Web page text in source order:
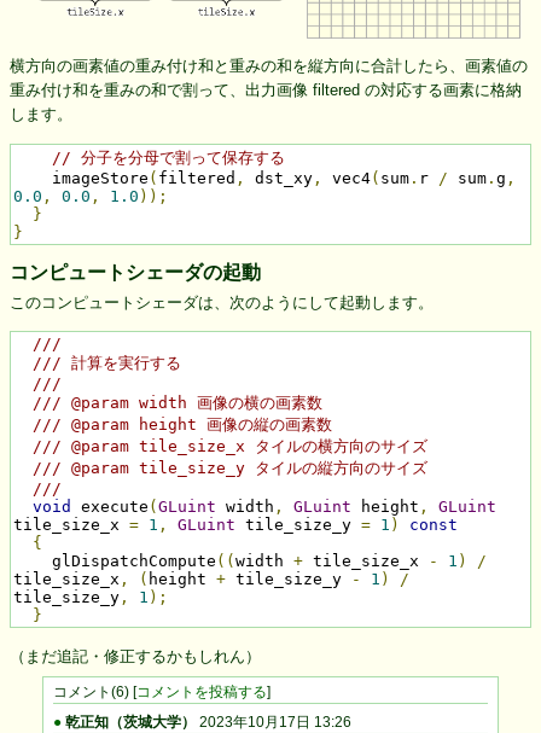
横方向の画素値の重み付け和と重みの和を縦方向に合計したら、画素値の
重み付け和を重みの和で割って、出力画像 filtered の対応する画素に格納
します。
// 分子を分母で割って保存する
    imageStore
( filtered , dst_xy , vec4( sum . r / sum . g ,
0.0 , 0.0 , 1.0 ));
}
}
コンピュートシェーダの起動
このコンピュートシェーダは、次のようにして起動します。
///
/// 計算を実行する
///
/// @param width 画像の横の画素数
/// @param height 画像の縦の画素数
/// @param tile_size_x タイルの横方向のサイズ
/// @param tile_size_y タイルの縦方向のサイズ
///
void
execute ( GLuint width , GLuint height ,
GLuint
tile_size_x = 1 , GLuint tile_size_y = 1 )
const
{
    glDispatchCompute
(( width + tile_size_x - 1 )
/
tile_size_x , ( height + tile_size_y - 1 )
/
tile_size_y , 1 );
}
（まだ追記・修正するかもしれん）
コメント(6) [コメントを投稿する]
● 乾正知（茨城大学）
2023年10月17日 13:26